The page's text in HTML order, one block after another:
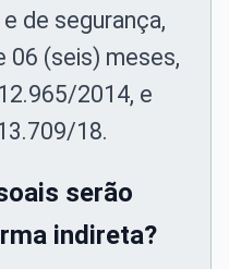
de segurança,
06 (seis) meses,
2014, e
18.
serão
indireta?